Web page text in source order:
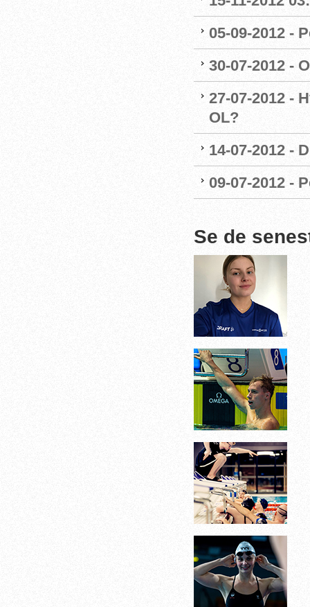
05-09-2012 -
30-07-2012 -
27-07-2012 -
OL?
14-07-2012 -
09-07-2012 -
Se de